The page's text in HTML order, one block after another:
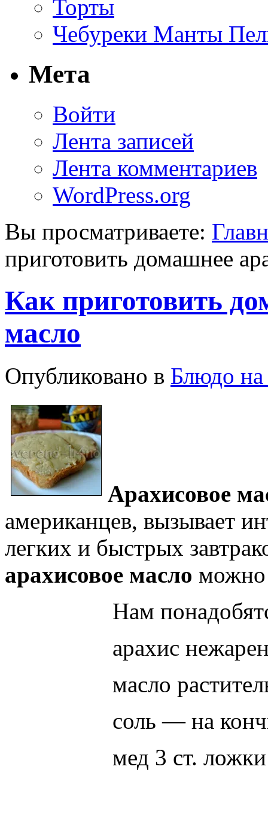
Торты
Чебуреки Манты
Мета
Войти
Лента записей
Лента комментариев
WordPress.org
Вы просматриваете:
приготовить домашнее
Как приготовить
масло
Опубликовано в Блюдо на
Арахисовое
американцев, вызывает
легких и быстрых
арахисовое масло можно
Нам
арахис
масло
соль — на
мед 3 ст. ложки